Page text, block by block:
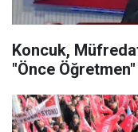
Koncuk,
"Önce